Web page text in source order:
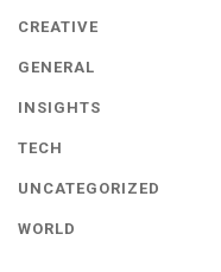
CREATIVE
GENERAL
INSIGHTS
TECH
UNCATEGORIZED
WORLD